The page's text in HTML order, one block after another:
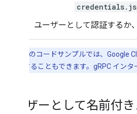
ユーザーとして認証するか
のページのコードサンプルでは、Google
を使用することもできます。gRPC イン
ユーザーとして名前付